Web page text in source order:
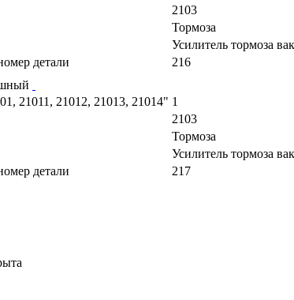
2103
Тормоза
Усилитель тормоза
детали
216
21011, 21012, 21013, 21014" 1
2103
Тормоза
Усилитель тормоза
детали
217